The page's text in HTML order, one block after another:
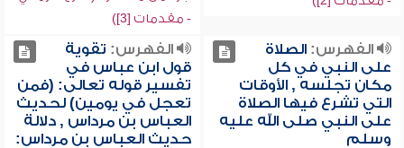
- مقدمات [3])
الفهرس:الصلاة
على النبي في كل
مكان تجلسه , الأوقات
التي تشرع فيها الصلاة
على النبي صلى الله عليه
وسلم
الفهرس: تقوية
قول ابن عباس في
تفسير قوله تعالى: (فمن
تعجل في يومين) لحديث
العباس بن مرداس , دلالة
حديث العباس بن مرداس: